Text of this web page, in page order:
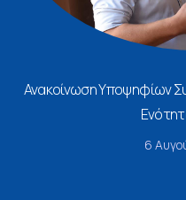
Ανακοίνωση Υποψηφίων
6